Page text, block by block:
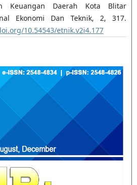
Keuangan Daerah Kota Blitar
Ekonomi Dan Teknik, 2, 317.
10.54543/etnik.v2i4.177